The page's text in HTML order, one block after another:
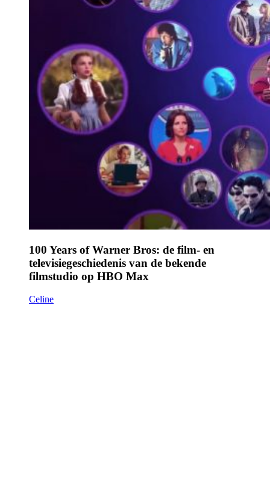
100 Years of Warner Bros: de film- en
televisiegeschiedenis van de bekende
filmstudio op HBO Max
Celine